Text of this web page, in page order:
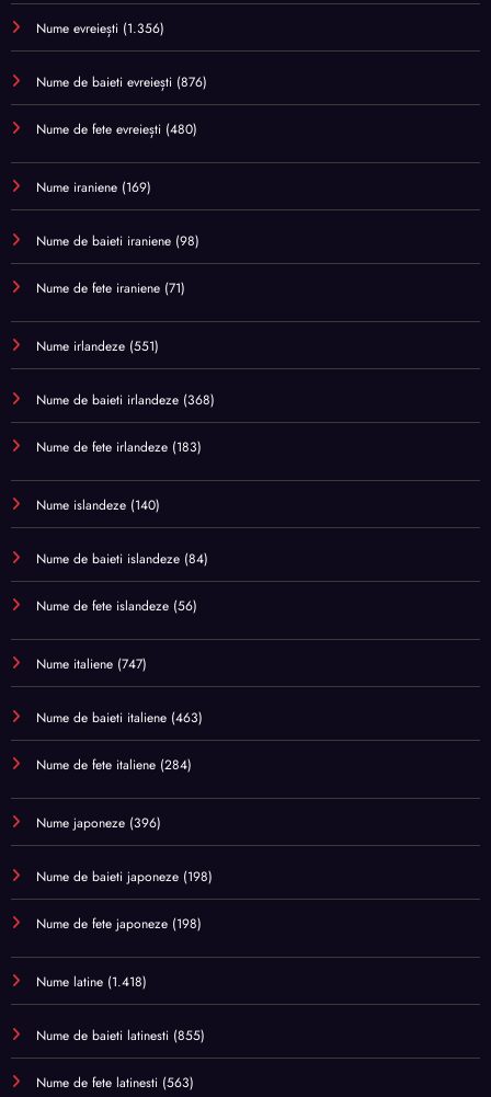
Nume evreiești (1.356)
Nume de baieti evreiești (876)
Nume de fete evreiești (480)
Nume iraniene (169)
Nume de baieti iraniene (98)
Nume de fete iraniene (71)
Nume irlandeze (551)
Nume de baieti irlandeze (368)
Nume de fete irlandeze (183)
Nume islandeze (140)
Nume de baieti islandeze (84)
Nume de fete islandeze (56)
Nume italiene (747)
Nume de baieti italiene (463)
Nume de fete italiene (284)
Nume japoneze (396)
Nume de baieti japoneze (198)
Nume de fete japoneze (198)
Nume latine (1.418)
Nume de baieti latinesti (855)
Nume de fete latinesti (563)